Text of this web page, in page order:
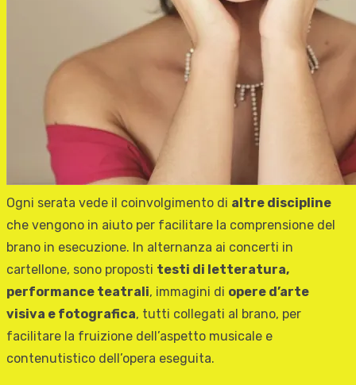
Ogni serata vede il coinvolgimento di altre discipline
che vengono in aiuto per facilitare la comprensione del
brano in esecuzione. In alternanza ai concerti in
cartellone, sono proposti testi di letteratura,
performance teatrali, immagini di opere d’arte
visiva e fotografica, tutti collegati al brano, per
facilitare la fruizione dell’aspetto musicale e
contenutistico dell’opera eseguita.